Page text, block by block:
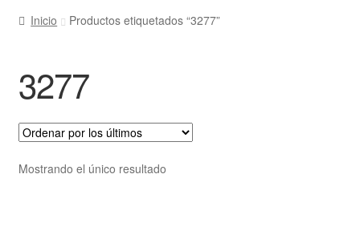
Inicio Productos etiquetados “3277”
3277
Mostrando el único resultado